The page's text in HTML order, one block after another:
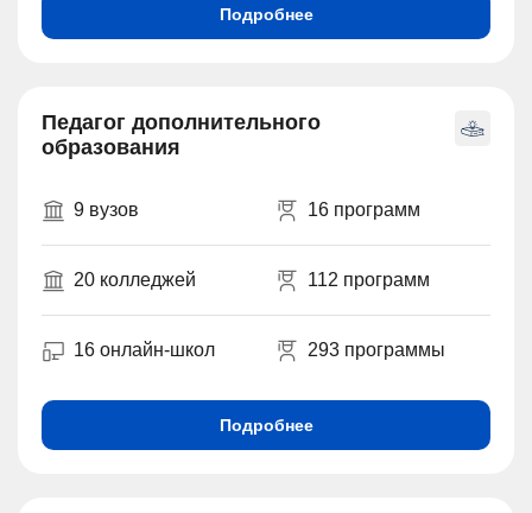
Подробнее
Педагог дополнительного
образования
9 вузов 16 программ
20 колледжей 112 программ
16 онлайн-школ 293 программы
Подробнее